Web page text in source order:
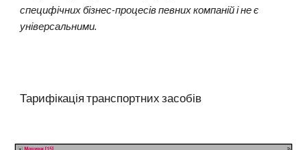
специфічних бізнес-процесів певних компаній і не є
універсальними.
Тарифікація транспортних засобів